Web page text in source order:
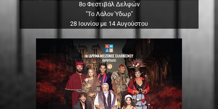
8ο Φεστιβάλ Δελφών
"Το Λάλον Ύδωρ"
28 Ιουνίου με 14 Αυγούστου